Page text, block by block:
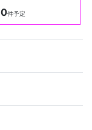
0件予定